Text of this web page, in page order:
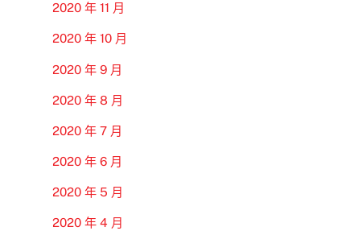
2020 年 11 月
2020 年 10 月
2020 年 9 月
2020 年 8 月
2020 年 7 月
2020 年 6 月
2020 年 5 月
2020 年 4 月